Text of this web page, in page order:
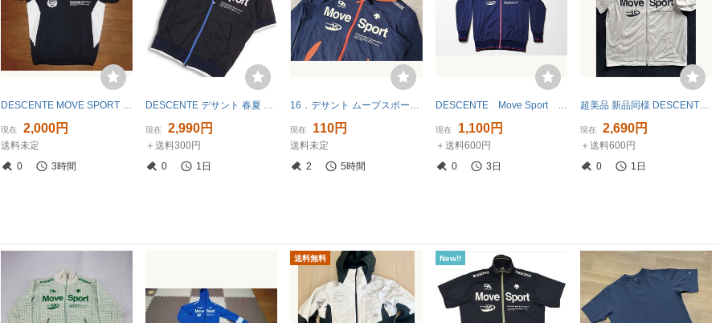
DESCENTE MOVE SPORT デサント ムーヴ スポーツ ジャージ 半袖 ドライ トラックジャケット トレーニングジャケット BLK-WHT S 使用僅 美品
現在 2,000円
送料未定
0
3時間
DESCENTE デサント 春夏 Move Sport★ 半袖 ブルゾン ジャケット Sz.L メンズ 黒 トレーニング
現在 2,990円
＋送料300円
0
1日
16．デサント ムーブスポーツ デカロゴ 裏メッシュ ジップアップ 薄手 パーカー フーディー センターデカロゴ MOVESPORT メンズM 紺x401
現在 110円
送料未定
2
5時間
DESCENTE Move Sport デサント ムーブスポーツ ジャージ 正規品 Mサイズ DAT-1104 ドライトランスファー トレーニングジャケット
現在 1,100円
＋送料600円
0
3日
超美品 新品同様 DESCENTE デサント MOVE SPORT ドライトランスファー フルジップ 半袖ジャケット sizeM ホワイト系 DAT-1305
現在 2,690円
＋送料600円
0
1日
送料無料 New!!